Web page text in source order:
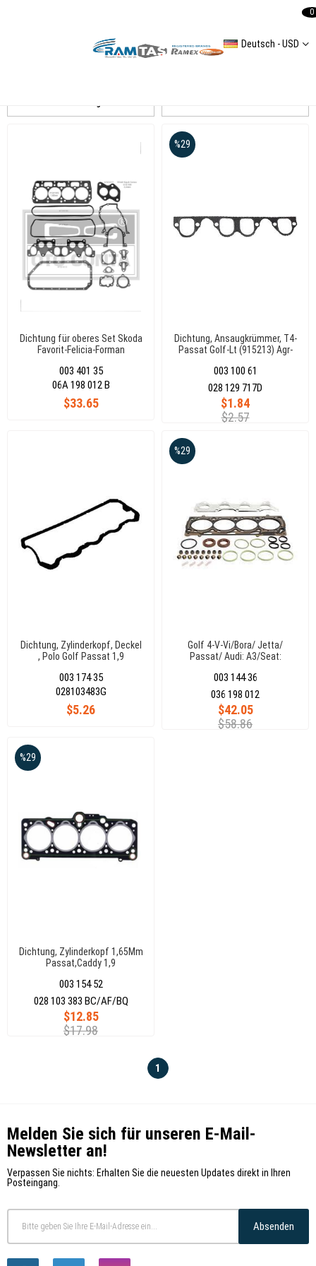
Deutsch - USD
0
Dichtung für oberes Set Skoda
Favorit-Felicia-Forman
003 401 35
$33.65
06A 198 012 B
Dichtung, Ansaugkrümmer, T4-
Passat Golf-Lt (915213) Agr-
003 100 61
$1.84
$2.57
%29
028 129 717D
Dichtung, Zylinderkopf, Deckel
, Polo Golf Passat 1,9
003 174 35
$5.26
028103483G
Golf 4-V-Vi/Bora/ Jetta/
Passat/ Audi: A3/Seat:
1.4 16V Ahw-Aqq-Ape)
036198012 (167770)
003 144 36
$42.05
$58.86
%29
036 198 012
Dichtung, Zylinderkopf 1,65Mm
Passat,Caddy 1,9
003 154 52
$12.85
$17.98
%29
028 103 383 BC/AF/BQ
1
Melden Sie sich für unseren E-Mail-
Newsletter an!
Verpassen Sie nichts: Erhalten Sie die neuesten Updates direkt in Ihren
Posteingang.
Absenden